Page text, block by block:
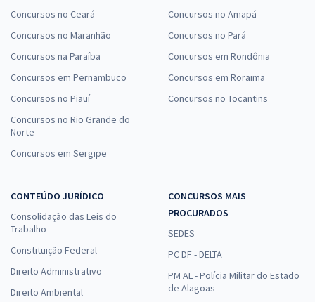
Concursos no Ceará
Concursos no Maranhão
Concursos na Paraíba
Concursos em Pernambuco
Concursos no Piauí
Concursos no Rio Grande do
Norte
Concursos em Sergipe
Concursos no Amapá
Concursos no Pará
Concursos em Rondônia
Concursos em Roraima
Concursos no Tocantins
CONTEÚDO JURÍDICO
Consolidação das Leis do
Trabalho
Constituição Federal
Direito Administrativo
Direito Ambiental
CONCURSOS MAIS
PROCURADOS
SEDES
PC DF - DELTA
PM AL - Polícia Militar do Estado
de Alagoas